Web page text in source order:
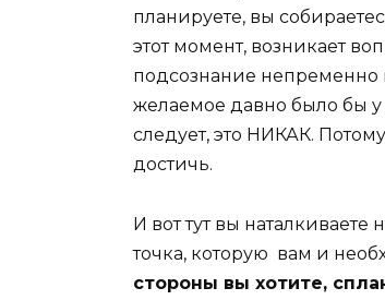
планируете, вы
этот момент, возникает
подсознание непременно
желаемое давно было бы у
следует, это НИКАК. Потому
достичь.
И вот тут вы
точка, которую вам и
стороны вы хотите,